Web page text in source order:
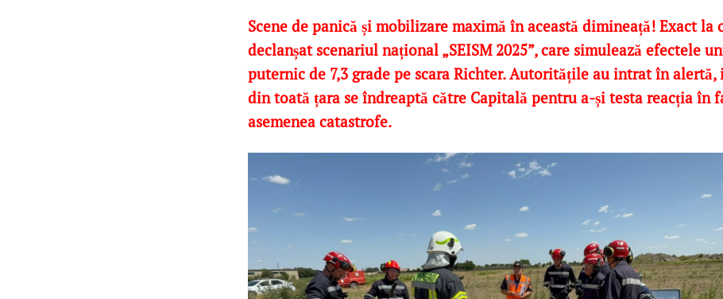
Scene de panică și mobilizare maximă în această dimineață! Exact la
declanșat scenariul național „SEISM 2025”, care simulează efectele
puternic de 7,3 grade pe scara Richter. Autoritățile au intrat în
din toată țara se îndreaptă către Capitală pentru a-și testa reacția în
asemenea catastrofe.